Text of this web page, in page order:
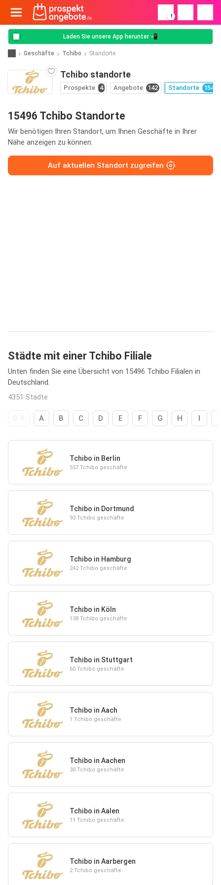
!
Laden Sie unsere App herunter 📲
Geschäfte Tchibo Standorte
Tchibo standorte
Prospekte 4 Angebote 142 Standorte 15496
15496 Tchibo Standorte
Wir benötigen Ihren Standort, um Ihnen Geschäfte in Ihrer
Nähe anzeigen zu können.
Auf aktuellen Standort zugreifen
Städte mit einer Tchibo Filiale
Unten finden Sie eine Übersicht von 15496 Tchibo Filialen in
Deutschland.
4351 Städte
A B C D E F G H I
Tchibo in Berlin
557 Tchibo geschäfte
Tchibo in Dortmund
93 Tchibo geschäfte
Tchibo in Hamburg
242 Tchibo geschäfte
Tchibo in Köln
138 Tchibo geschäfte
Tchibo in Stuttgart
60 Tchibo geschäfte
Tchibo in Aach
1 Tchibo geschäfte
Tchibo in Aachen
30 Tchibo geschäfte
Tchibo in Aalen
11 Tchibo geschäfte
Tchibo in Aarbergen
2 Tchibo geschäfte